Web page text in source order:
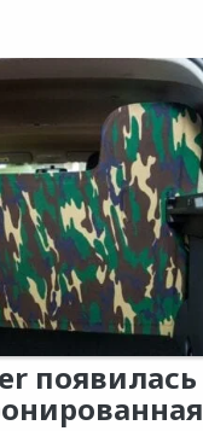
появилась